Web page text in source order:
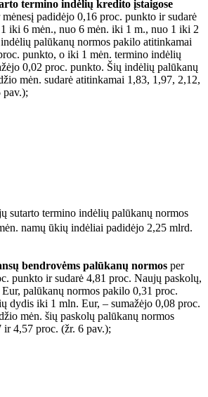
termino indėlių kredito įstaigose
mėnesį padidėjo 0,16 proc. punkto ir sudarė
iki 6 mėn., nuo 6 mėn. iki 1 m., nuo 1 iki 2
palūkanų normos pakilo atitinkamai
punkto, o iki 1 mėn. termino indėlių
0,02 proc. punkto. Šių indėlių palūkanų
mėn. sudarė atitinkamai 1,83, 1,97, 2,12,
pav.);
sutarto termino indėlių palūkanų normos
bendrovėms palūkanų normos per
punkto ir sudarė 4,81 proc. Naujų paskolų,
palūkanų normos pakilo 0,31 proc.
dydis iki 1 mln. Eur, – sumažėjo 0,08 proc.
mėn. šių paskolų palūkanų normos
ir 4,57 proc. (žr. 6 pav.);